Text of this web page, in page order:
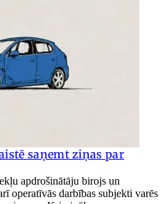
saņemt ziņas par
apdrošinātāju birojs un
operatīvās darbības subjekti varēs